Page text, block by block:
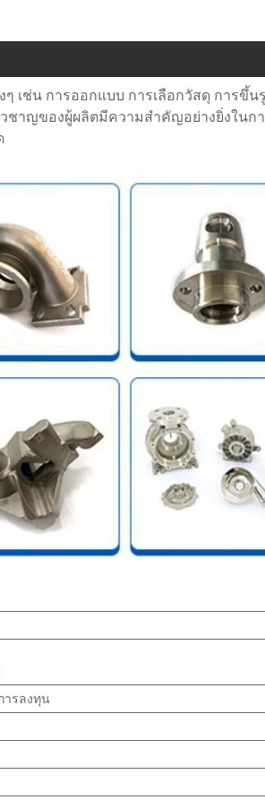
เช่น การออกแบบ การเลือกวัสดุ การขึ้น
ชาญของผู้ผลิตมีความสำคัญอย่างยิ่งในก
ารลงทุน